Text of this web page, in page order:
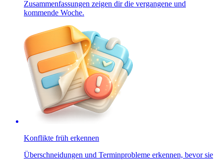
Zusammenfassungen zeigen dir die vergangene und
kommende Woche.
Konflikte früh erkennen
Überschneidungen und Terminprobleme erkennen, bevor sie